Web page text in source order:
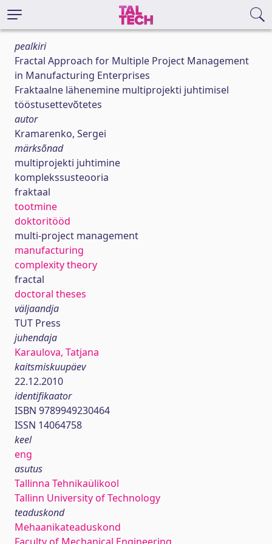
pealkiri
Fractal Approach for Multiple Project Management
in Manufacturing Enterprises
Fraktaalne lähenemine multiprojekti juhtimisel
tööstusettevõtetes
autor
Kramarenko, Sergei
märksõnad
multiprojekti juhtimine
komplekssusteooria
fraktaal
tootmine
doktoritööd
multi-project management
manufacturing
complexity theory
fractal
doctoral theses
väljaandja
TUT Press
juhendaja
Karaulova, Tatjana
kaitsmiskuupäev
22.12.2010
identifikaator
ISBN 9789949230464
ISSN 14064758
keel
eng
asutus
Tallinna Tehnikaülikool
Tallinn University of Technology
teaduskond
Mehaanikateaduskond